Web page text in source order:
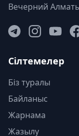
Вечерний
Сілтемелер
Біз туралы
Байланыс
Жарнама
Жазылу